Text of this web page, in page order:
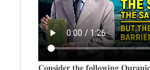
𝐂𝐨𝐧𝐬𝐢𝐝𝐞𝐫 𝐭𝐡𝐞 𝐟𝐨𝐥𝐥𝐨𝐰𝐢𝐧𝐠